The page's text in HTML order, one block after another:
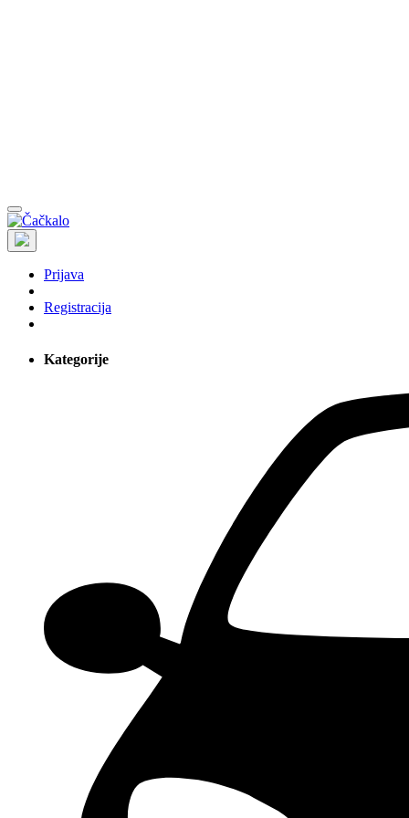
Prijava
Registracija
Kategorije